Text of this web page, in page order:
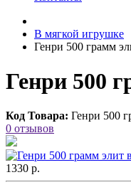
В мягкой игрушке
Генри 500 грамм
Генри 500
Код Товара: Генри 500
0 отзывов
1330 р.